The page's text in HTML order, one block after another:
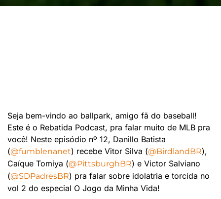
Seja bem-vindo ao ballpark, amigo fã do baseball!
Este é o Rebatida Podcast, pra falar muito de MLB pra
você! Neste episódio nº 12, Danillo Batista
(@fumblenanet) recebe Vitor Silva (@BirdlandBR),
Caíque Tomiya (@PittsburghBR) e Victor Salviano
(@SDPadresBR) pra falar sobre idolatria e torcida no
vol 2 do especial O Jogo da Minha Vida!